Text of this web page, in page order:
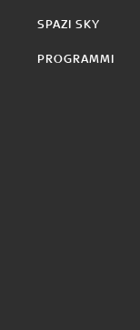
SPAZI SKY
PROGRAMMI